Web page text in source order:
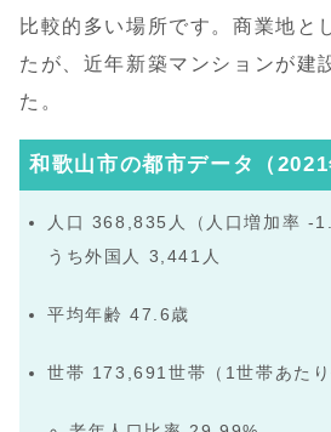
比較的多い場所です。商業地と
たが、近年新築マンションが建
た。
和歌山市の都市データ（2021
人口 368,835人（人口増加率 -
うち外国人 3,441人
平均年齢 47.6歳
世帯 173,691世帯（1世帯あたり